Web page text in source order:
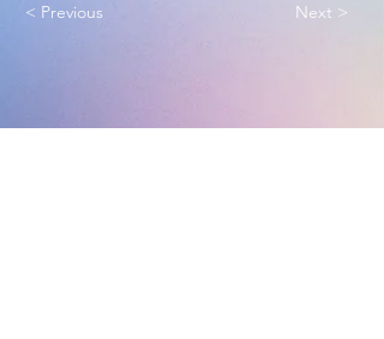
< Previous Next >